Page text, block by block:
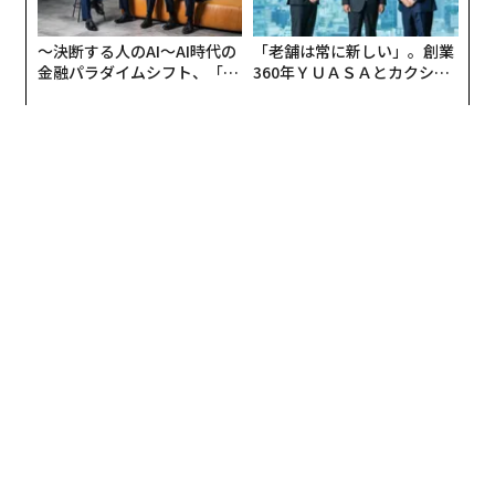
〜決断する人のAI〜AI時代の
金融パラダイムシフト、「超
「老舗は常に新しい」。創業
360年ＹＵＡＳＡとカクシン